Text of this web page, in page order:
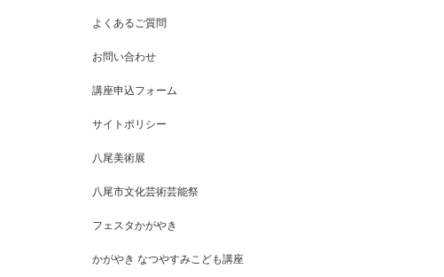
よくあるご質問
お問い合わせ
講座申込フォーム
サイトポリシー
八尾美術展
八尾市文化芸術芸能祭
フェスタかがやき
かがやき なつやすみこども講座